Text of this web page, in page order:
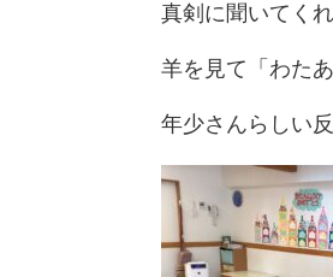
真剣に聞いてく
羊を見て「わた
年少さんらしい